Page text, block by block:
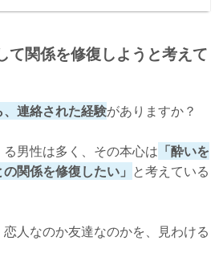
て関係を修復しようと考えて
連絡された経験がありますか？
男性は多く、その本心は 「酔いを
関係を修復したい」 と考えている
人なのか友達なのかを、見わける